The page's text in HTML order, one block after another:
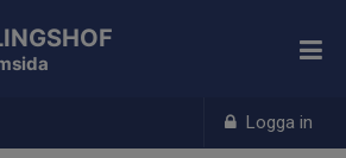
Logga in